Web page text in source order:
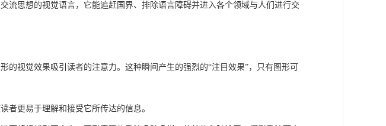
流思想的视觉语言，它能追赶国界、排除语言障碍并进入各个领域与人们进行交
的视觉效果吸引读者的注意力。这种瞬间产生的强烈的“注目效果”，只有图形可
者更易于理解和接受它所传达的信息。